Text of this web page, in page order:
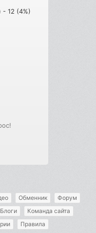
- 12 (4%)
Обменник
Форум
Блоги
Команда сайта
Правила